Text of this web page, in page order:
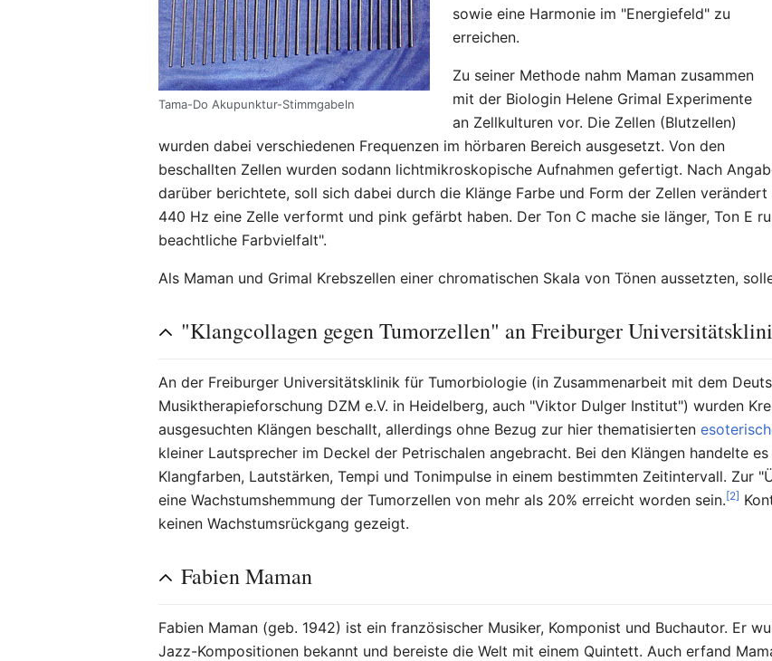
Tama-Do Akupunktur-Stimmgabeln
sowie eine Harmonie im "Energiefeld" zu
erreichen.
Zu seiner Methode nahm Maman zusammen
mit der Biologin Helene Grimal Experimente
an Zellkulturen vor. Die Zellen (Blutzellen)
wurden dabei verschiedenen Frequenzen im hörbaren Bereich ausgesetzt. Von den
beschallten Zellen wurden sodann lichtmikroskopische Aufnahmen gefertigt. Nach
darüber berichtete, soll sich dabei durch die Klänge Farbe und Form der Zellen verändert
440 Hz eine Zelle verformt und pink gefärbt haben. Der Ton C mache sie länger, Ton E
beachtliche Farbvielfalt".
Als Maman und Grimal Krebszellen einer chromatischen Skala von Tönen aussetzten,
"Klangcollagen gegen Tumorzellen" an Freiburger
An der Freiburger Universitätsklinik für Tumorbiologie (in Zusammenarbeit mit dem
Musiktherapieforschung DZM e.V. in Heidelberg, auch "Viktor Dulger Institut") wurden
ausgesuchten Klängen beschallt, allerdings ohne Bezug zur hier thematisierten
kleiner Lautsprecher im Deckel der Petrischalen angebracht. Bei den Klängen handelte
Klangfarben, Lautstärken, Tempi und Tonimpulse in einem bestimmten Zeitintervall. Zur
eine Wachstumshemmung der Tumorzellen von mehr als 20% erreicht worden sein.[2]
keinen Wachstumsrückgang gezeigt.
Fabien Maman
Fabien Maman (geb. 1942) ist ein französischer Musiker, Komponist und Buchautor. Er
Jazz-Kompositionen bekannt und bereiste die Welt mit einem Quintett. Auch erfand